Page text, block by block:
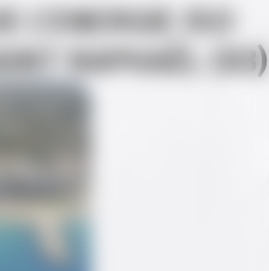
L’ENERGIE ISO
RAPHAËL (83)